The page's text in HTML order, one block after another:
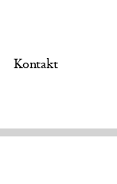
Kontakt